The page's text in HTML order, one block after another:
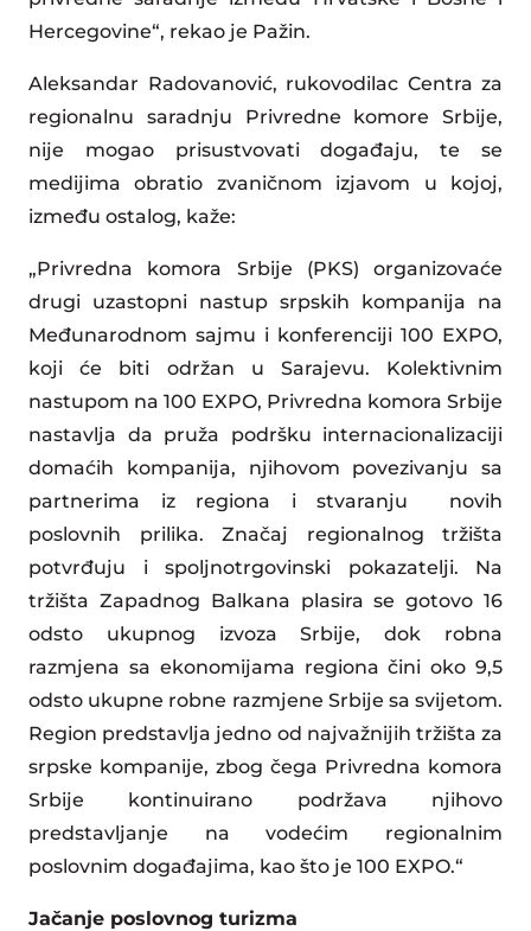
Hercegovine“, rekao je Pažin.
Aleksandar Radovanović, rukovodilac Centra za
regionalnu saradnju Privredne komore Srbije,
nije mogao prisustvovati događaju, te se
medijima obratio zvaničnom izjavom u kojoj,
između ostalog, kaže:
„Privredna komora Srbije (PKS) organizovaće
drugi uzastopni nastup srpskih kompanija na
Međunarodnom sajmu i konferenciji 100 EXPO,
koji će biti održan u Sarajevu. Kolektivnim
nastupom na 100 EXPO, Privredna komora Srbije
nastavlja da pruža podršku internacionalizaciji
domaćih kompanija, njihovom povezivanju sa
partnerima iz regiona i stvaranju novih
poslovnih prilika. Značaj regionalnog tržišta
potvrđuju i spoljnotrgovinski pokazatelji. Na
tržišta Zapadnog Balkana plasira se gotovo 16
odsto ukupnog izvoza Srbije, dok robna
razmjena sa ekonomijama regiona čini oko 9,5
odsto ukupne robne razmjene Srbije sa svijetom.
Region predstavlja jedno od najvažnijih tržišta za
srpske kompanije, zbog čega Privredna komora
Srbije kontinuirano podržava njihovo
predstavljanje na vodećim regionalnim
poslovnim događajima, kao što je 100 EXPO.“
Jačanje poslovnog turizma